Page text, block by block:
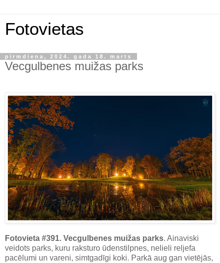
Fotovietas
pirmdiena, 2024. gada 18. marts
Vecgulbenes muižas parks
Fotovieta #391. Vecgulbenes muižas parks. Ainaviski
veidots parks, kuru raksturo ūdenstilpnes, nelieli reljefa
pacēlumi un vareni, simtgadīgi koki. Parkā aug gan vietējās,